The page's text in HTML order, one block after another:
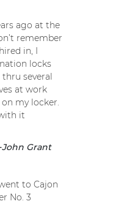
ago at the
remember
in, I
locks
several
at work
my locker.
it
John Grant
to Cajon
No. 3